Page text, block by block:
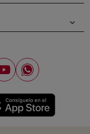
keyboard_arrow_down